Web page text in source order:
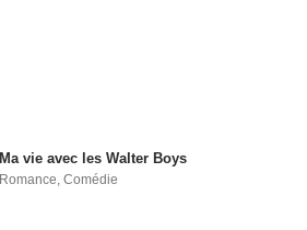
Ma vie avec les Walter Boys
Romance,Comédie